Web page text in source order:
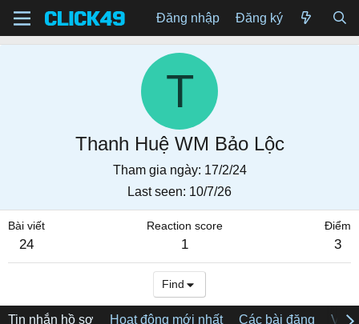
Đăng nhập Đăng ký
T
Thanh Huệ WM Bảo Lộc
Tham gia ngày 17/2/24
Last seen 10/7/26
Bài viết
24
Reaction score
1
Điểm
3
Find
Tin nhắn hồ sơ Hoạt động mới nhất Các bài đăng Về